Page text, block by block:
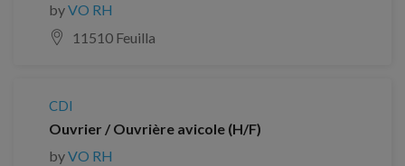
byVO RH
11510 Feuilla
CDI
Ouvrier / Ouvrière avicole (H/F)
byVO RH